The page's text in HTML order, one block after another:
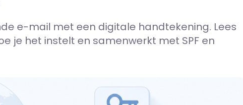
e-mail met een digitale handtekening. Lees
je het instelt en samenwerkt met SPF en